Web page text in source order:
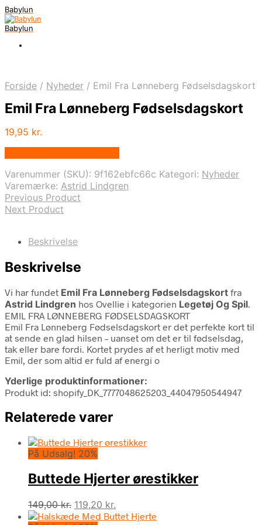
Babylun
Babylun
Forside / Nyheder / Emil Fra Lønneberg Fødselsdagskort
Emil Fra Lønneberg Fødselsdagskort
19,95 kr.
Varenummer (SKU): 9f162ebfc66c Kategori: Nyheder
Varemærke: Astrid Lindgren
Previous Product
Next Product
Beskrivelse
Beskrivelse
Vi har fundet Emil Fra Lønneberg Fødselsdagskort fra
Astrid Lindgren hos Ovellie i kategorien Legetøj Og Spil.
EMIL FRA LØNNEBERG FØDSELSDAGSKORT
Emil Fra Lønneberg Fødselsdagskort er det perfekte kort til
at sende en glad hilsen – uanset om det er til fødselsdag,
tak eller bare fordi. Kortet prydes af et herligt motiv med
Emil, der som altid er fuld af energi o
Yderlige produktinformationer:
Produkt id: shopify_DK_7777048625203_44047950544947
Relaterede varer
På Udsalg! 20%
Buttede Hjerter ørestikker
149,00kr. Den
oprindelige
119,20 kr.
aktuelle